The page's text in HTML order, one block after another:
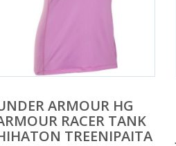
ARMOUR HG
RACER TANK
TREENIPAITA